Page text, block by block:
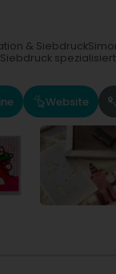
&
Website